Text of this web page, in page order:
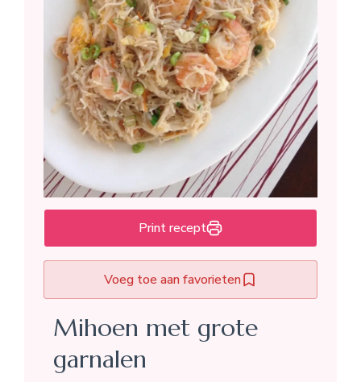
Print recept
Voeg toe aan favorieten
Mihoen met grote
garnalen